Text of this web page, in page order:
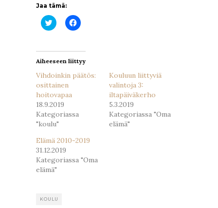
Jaa tämä:
Jaa
Twitterissä(Avautuu
Jaa
Facebookissa(Avautuu
Aiheeseen liittyy
Vihdoinkin päätös:
osittainen
hoitovapaa
18.9.2019
Kategoriassa
"koulu"
Kouluun liittyviä
valintoja 3:
iltapäiväkerho
5.3.2019
Kategoriassa "Oma
elämä"
Elämä 2010-2019
31.12.2019
Kategoriassa "Oma
elämä"
KOULU